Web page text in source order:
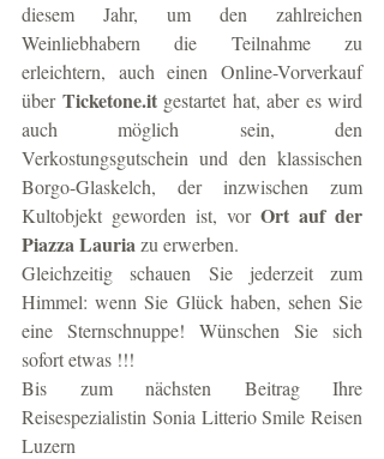
diesem Jahr, um den zahlreichen
Weinliebhabern die Teilnahme zu
erleichtern, auch einen Online-Vorverkauf
über Ticketone.it gestartet hat, aber es wird
auch möglich sein, den
Verkostungsgutschein und den klassischen
Borgo-Glaskelch, der inzwischen zum
Kultobjekt geworden ist, vor Ort auf der
Piazza Lauria zu erwerben.
Gleichzeitig schauen Sie jederzeit zum
Himmel: wenn Sie Glück haben, sehen Sie
eine Sternschnuppe! Wünschen Sie sich
sofort etwas !!!
Bis zum nächsten Beitrag Ihre
Reisespezialistin Sonia Litterio Smile Reisen
Luzern